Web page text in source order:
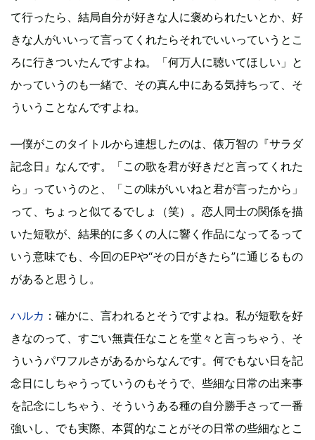
て行ったら、結局自分が好きな人に褒められたいとか、好
きな人がいいって言ってくれたらそれでいいっていうとこ
ろに行きついたんですよね。「何万人に聴いてほしい」と
かっていうのも一緒で、その真ん中にある気持ちって、そ
ういうことなんですよね。
―僕がこのタイトルから連想したのは、俵万智の『サラダ
記念日』なんです。「この歌を君が好きだと言ってくれた
ら」っていうのと、「この味がいいねと君が言ったから」
って、ちょっと似てるでしょ（笑）。恋人同士の関係を描
いた短歌が、結果的に多くの人に響く作品になってるって
いう意味でも、今回のEPや“その日がきたら”に通じるもの
があると思うし。
ハルカ ：確かに、言われるとそうですよね。私が短歌を好
きなのって、すごい無責任なことを堂々と言っちゃう、そ
ういうパワフルさがあるからなんです。何でもない日を記
念日にしちゃうっていうのもそうで、些細な日常の出来事
を記念にしちゃう、そういうある種の自分勝手さって一番
強いし、でも実際、本質的なことがその日常の些細なとこ